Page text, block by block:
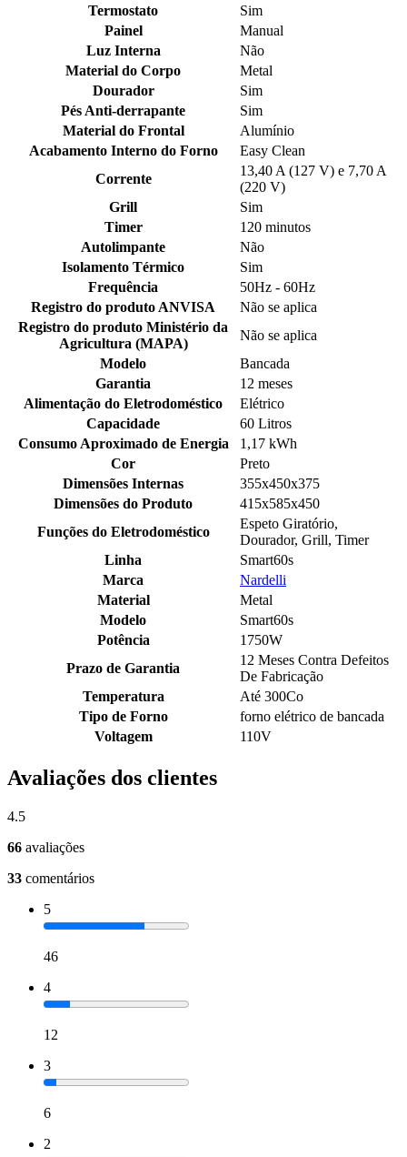
Termostato
Sim
Painel
Manual
Luz Interna
Não
Material do Corpo
Metal
Dourador
Sim
Pés Anti-derrapante
Sim
Material do Frontal
Alumínio
Acabamento Interno do Forno
Easy Clean
Corrente
13,40 A (127 V) e 7,70 A
(220 V)
Grill
Sim
Timer
120 minutos
Autolimpante
Não
Isolamento Térmico
Sim
Frequência
50Hz - 60Hz
Registro do produto ANVISA
Não se aplica
Registro do produto Ministério da
Agricultura (MAPA)
Não se aplica
Modelo
Bancada
Garantia
12 meses
Alimentação do Eletrodoméstico
Elétrico
Capacidade
60 Litros
Consumo Aproximado de Energia
1,17 kWh
Cor
Preto
Dimensões Internas
355x450x375
Dimensões do Produto
415x585x450
Funções do Eletrodoméstico
Espeto Giratório,
Dourador, Grill, Timer
Linha
Smart60s
Marca
Nardelli
Material
Metal
Modelo
Smart60s
Potência
1750W
Prazo de Garantia
12 Meses Contra Defeitos
De Fabricação
Temperatura
Até 300Co
Tipo de Forno
forno elétrico de bancada
Voltagem
110V
Avaliações dos clientes
4.5
66 avaliações
33 comentários
5
46
4
12
3
6
2